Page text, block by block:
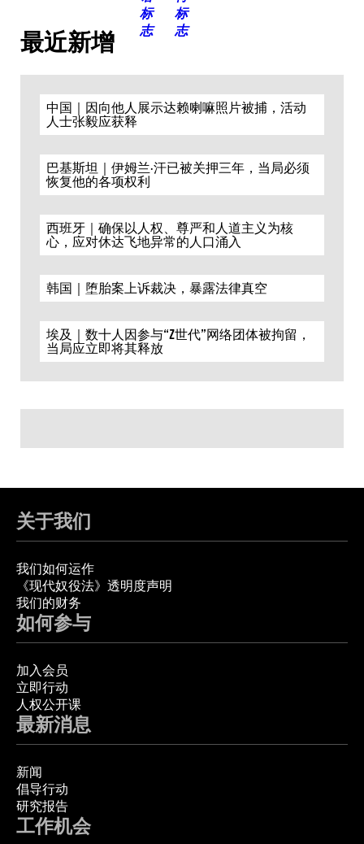
最近新增
中国｜因向他人展示达赖喇嘛照片被捕，活动
人士张毅应获释
巴基斯坦｜伊姆兰·汗已被关押三年，当局必须
恢复他的各项权利
西班牙｜确保以人权、尊严和人道主义为核
心，应对休达飞地异常的人口涌入
韩国｜堕胎案上诉裁决，暴露法律真空
埃及｜数十人因参与“Z世代”网络团体被拘留，
当局应立即将其释放
关于我们
我们如何运作
《现代奴役法》透明度声明
我们的财务
如何参与
加入会员
立即行动
人权公开课
最新消息
新闻
倡导行动
研究报告
工作机会